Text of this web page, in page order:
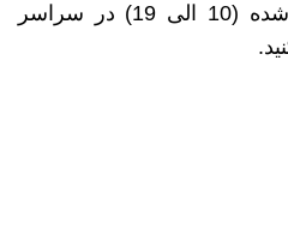
کنید و در بازه‌های تعیین شده (10 الی 19) در سراسر